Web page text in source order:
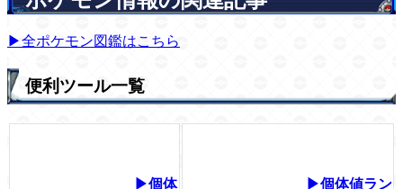
▶全ポケモン図鑑はこちら
便利ツール一覧
▶個体
▶個体値ラン